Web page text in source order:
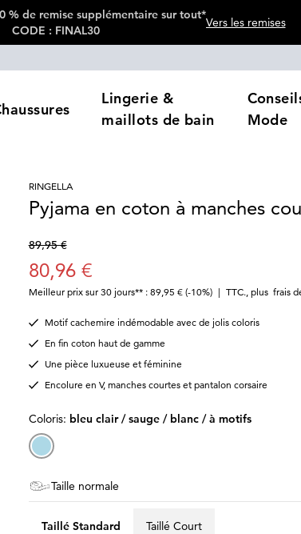
% de remise supplémentaire sur tout*
CODE : FINAL30
Vers les remises
Lingerie &
maillots de bain
Mode
RINGELLA
Pyjama en coton à manches
89,95 €
80,96 €
Meilleur prix sur 30 jours** : 89,95 € (-10%) | TTC., plus frais
Motif cachemire indémodable avec de jolis coloris
En fin coton haut de gamme
Une pièce luxueuse et féminine
Encolure en V, manches courtes et pantalon corsaire
Coloris: bleu clair / sauge / blanc / à motifs
Taille normale
Taillé Standard Taillé Court